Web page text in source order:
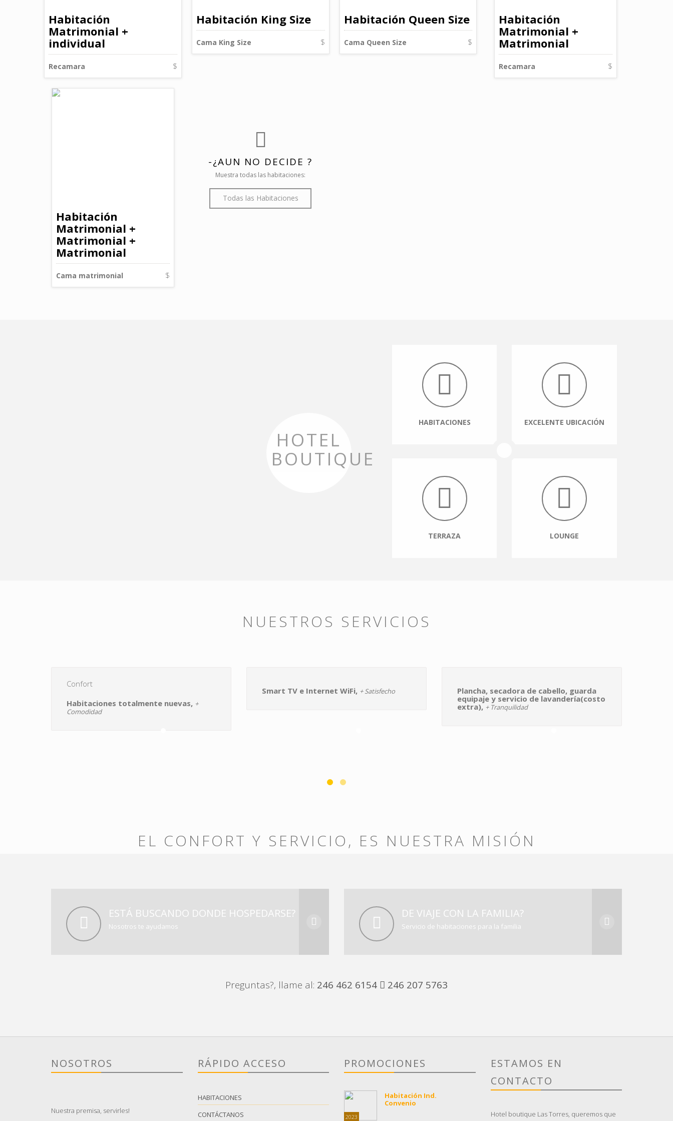
Habitación
Matrimonial +
individual
Recamara $
Habitación King Size
Cama King Size $
Habitación Queen Size
Cama Queen Size $
Habitación
Matrimonial +
Matrimonial
Recamara $
Habitación
Matrimonial +
Matrimonial +
Matrimonial
Cama matrimonial $
-¿AUN NO DECIDE ?
Muestra todas las habitaciones:
Todas las Habitaciones
HOTEL
BOUTIQUE
HABITACIONES EXCELENTE UBICACIÓN
TERRAZA LOUNGE
NUESTROS SERVICIOS
Confort
Habitaciones totalmente nuevas, +
Comodidad
Smart TV e Internet WiFi, + Satisfecho
Plancha, secadora de cabello, guarda
equipaje y servicio de lavandería(costo
extra), + Tranquilidad
EL CONFORT Y SERVICIO, ES NUESTRA MISIÓN
ESTÁ BUSCANDO DONDE HOSPEDARSE?
Nosotros te ayudamos
DE VIAJE CON LA FAMILIA?
Servicio de habitaciones para la familia
Preguntas?, llame al: 246 462 6154 246 207 5763
NOSOTROS
Nuestra premisa, servirles!
RÁPIDO ACCESO
HABITACIONES
CONTÁCTANOS
PROMOCIONES
2023
Habitación Ind.
Convenio
ESTAMOS EN
CONTACTO
Hotel boutique Las Torres, queremos que